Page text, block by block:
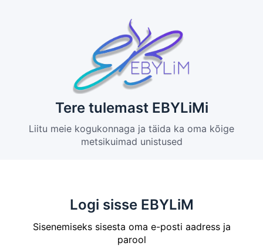
Tere tulemast EBYLiMi
Liitu meie kogukonnaga ja täida ka oma kõige
metsikuimad unistused
Logi sisse EBYLiM
Sisenemiseks sisesta oma e-posti aadress ja
parool